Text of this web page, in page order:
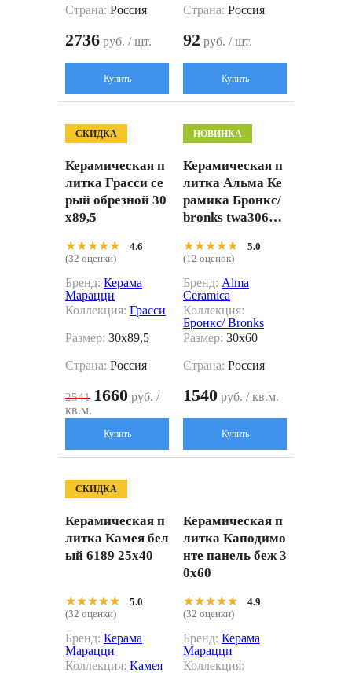
Страна: Россия
2736 руб. / шт.
Купить
Страна: Россия
92 руб. / шт.
Купить
СКИДКА
Керамическая п
литка Грасси се
рый обрезной 30
x89,5
★★★★★
★★★★★
4.6
(32 оценки)
Бренд: Керама
Марацци
Коллекция: Грасси
Размер: 30x89,5
Страна: Россия
2541 1660 руб. /
кв.м.
Купить
НОВИНКА
Керамическая п
литка Альма Ке
рамика Бронкс/
bronks twa3060b
0
★★★★★
★★★★★
5.0
(12 оценок)
Бренд: Alma
Ceramica
Коллекция:
Бронкс/ Bronks
Размер: 30x60
Страна: Россия
1540 руб. / кв.м.
Купить
СКИДКА
Керамическая п
литка Камея бел
ый 6189 25x40
★★★★★
★★★★★
5.0
(32 оценки)
Бренд: Керама
Марацци
Коллекция: Камея
Керамическая п
литка Каподимо
нте панель беж 3
0x60
★★★★★
★★★★★
4.9
(32 оценки)
Бренд: Керама
Марацци
Коллекция: